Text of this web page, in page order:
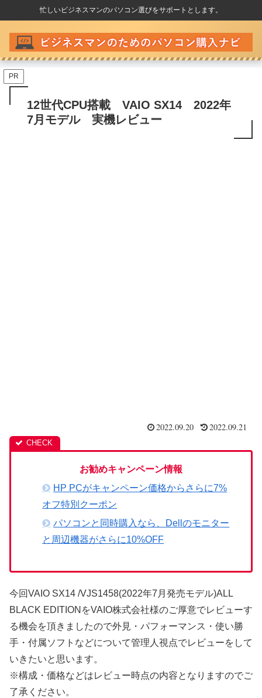
忙しいビジネスマンのパソコン選びをサポートとします。
PR
12世代CPU搭載 VAIO SX14 2022年
7月モデル 実機レビュー
2022.09.20 2022.09.21
お勧めキャンペーン情報
HP PCがキャンペーン価格からさらに7%
オフ特別クーポン
パソコンと同時購入なら、Dellのモニター
と周辺機器がさらに10%OFF
今回VAIO SX14 /VJS1458(2022年7月発売モデル)ALL
BLACK EDITIONをVAIO株式会社様のご厚意でレビューす
る機会を頂きましたので外見・パフォーマンス・使い勝
手・付属ソフトなどについて管理人視点でレビューをして
いきたいと思います。
※構成・価格などはレビュー時点の内容となりますのでご
了承ください。